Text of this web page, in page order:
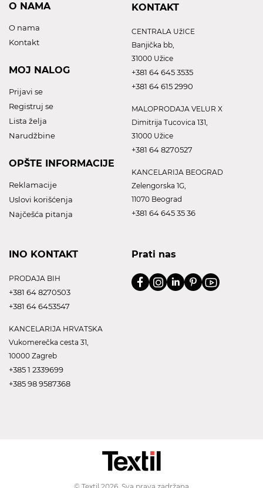
O NAMA
O nama
Kontakt
MOJ NALOG
Prijavi se
Registruj se
Lista želja
Narudžbine
OPŠTE INFORMACIJE
Reklamacije
Uslovi korišćenja
Najčešća pitanja
KONTAKT
CENTRALA UžICE
Banjička bb,
31000 Užice
+381 64 645 3535
+381 64 615 2990
MALOPRODAJA VELUR X
Dimitrija Tucovica 131,
31000 Užice
+381 64 8270527
KANCELARIJA BEOGRAD
Zelengorska 1G,
11070 Beograd
+381 64 645 35 36
INO KONTAKT
PRODAJA BIH
+381 64 8270503
+381 64 6453547
KANCELARIJA HRVATSKA
Vukomerečka cesta 31,
10000 Zagreb
+385 1 2339699
+385 98 9587368
Prati nas